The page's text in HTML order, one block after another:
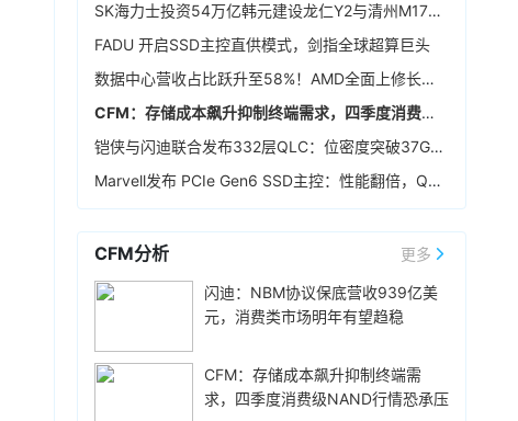
空间，相关PCIe Gen5产品布局也将逐步发酵。
币，下同），环比增长2.50%，同比增长
307.66%，创同期新高；累计1-7月营收达
新高。展望后市，创见指出，DDR5及高阶工业级
模组拉货动能持续强劲。
7小时前 15:59
让SSD充当额外显存。当显卡板载的显存不足
时，GPU可以调用速度较慢但容量庞大的NVMe
推理场景尤为受益。据悉，该功能将基于RTX IO
和微软的DirectStorage技术。虽然官方尚未证
实，但相关传闻反映了英伟达在应对日益增长的
显存需求与硬件成本之间的矛盾时，正在探索基
于软件和系统架构的解决方案。
7小时前 15:46
价6499元，学生认证专属优惠到手价低至6199
本，核心目的之一是拉高整个Mate 80系列的整
体均价，同时进一步拉动全系列的整体出货量，
麒麟9020芯片，搭配最新的HarmonyOS 6操作
系统。目前，Mate 80系列累计总销量已经正式
突破800万台，预计今年10月份前后累计销量就
12小时前 11:18
华邦电近日召开法说会，总经理陈沛铭表示，高
雄现有Module A 月产能将由目前1.5万片扩增至
2.4万片，预计今年底开始投片。不过，Module
A扩产完成后，厂内空间几乎已全数用尽。为应对
客户对2029 年以后产能的强烈需求，公司启动
12小时前 10:43
威刚公布7月营收，单月合并营收达183.8亿元新
SK海力士投资54万亿韩元建设龙仁Y2与清州M17晶圆厂，确保中长期生产基础
FADU 开启SSD主控直供模式，剑指全球超算巨头
数据中心营收占比跃升至58%！AMD全面上修长期财务指引，2027年该板块营收将翻倍
CFM：存储成本飙升抑制终端需求，四季度消费级NAND行情恐承压
铠侠与闪迪联合发布332层QLC：位密度突破37Gb/mm²
Marvell发布 PCIe Gen6 SSD主控：性能翻倍，Q4送样
CFM分析 更多
闪迪：NBM协议保底营收939亿美
元，消费类市场明年有望趋稳
CFM：存储成本飙升抑制终端需
求，四季度消费级NAND行情恐承压